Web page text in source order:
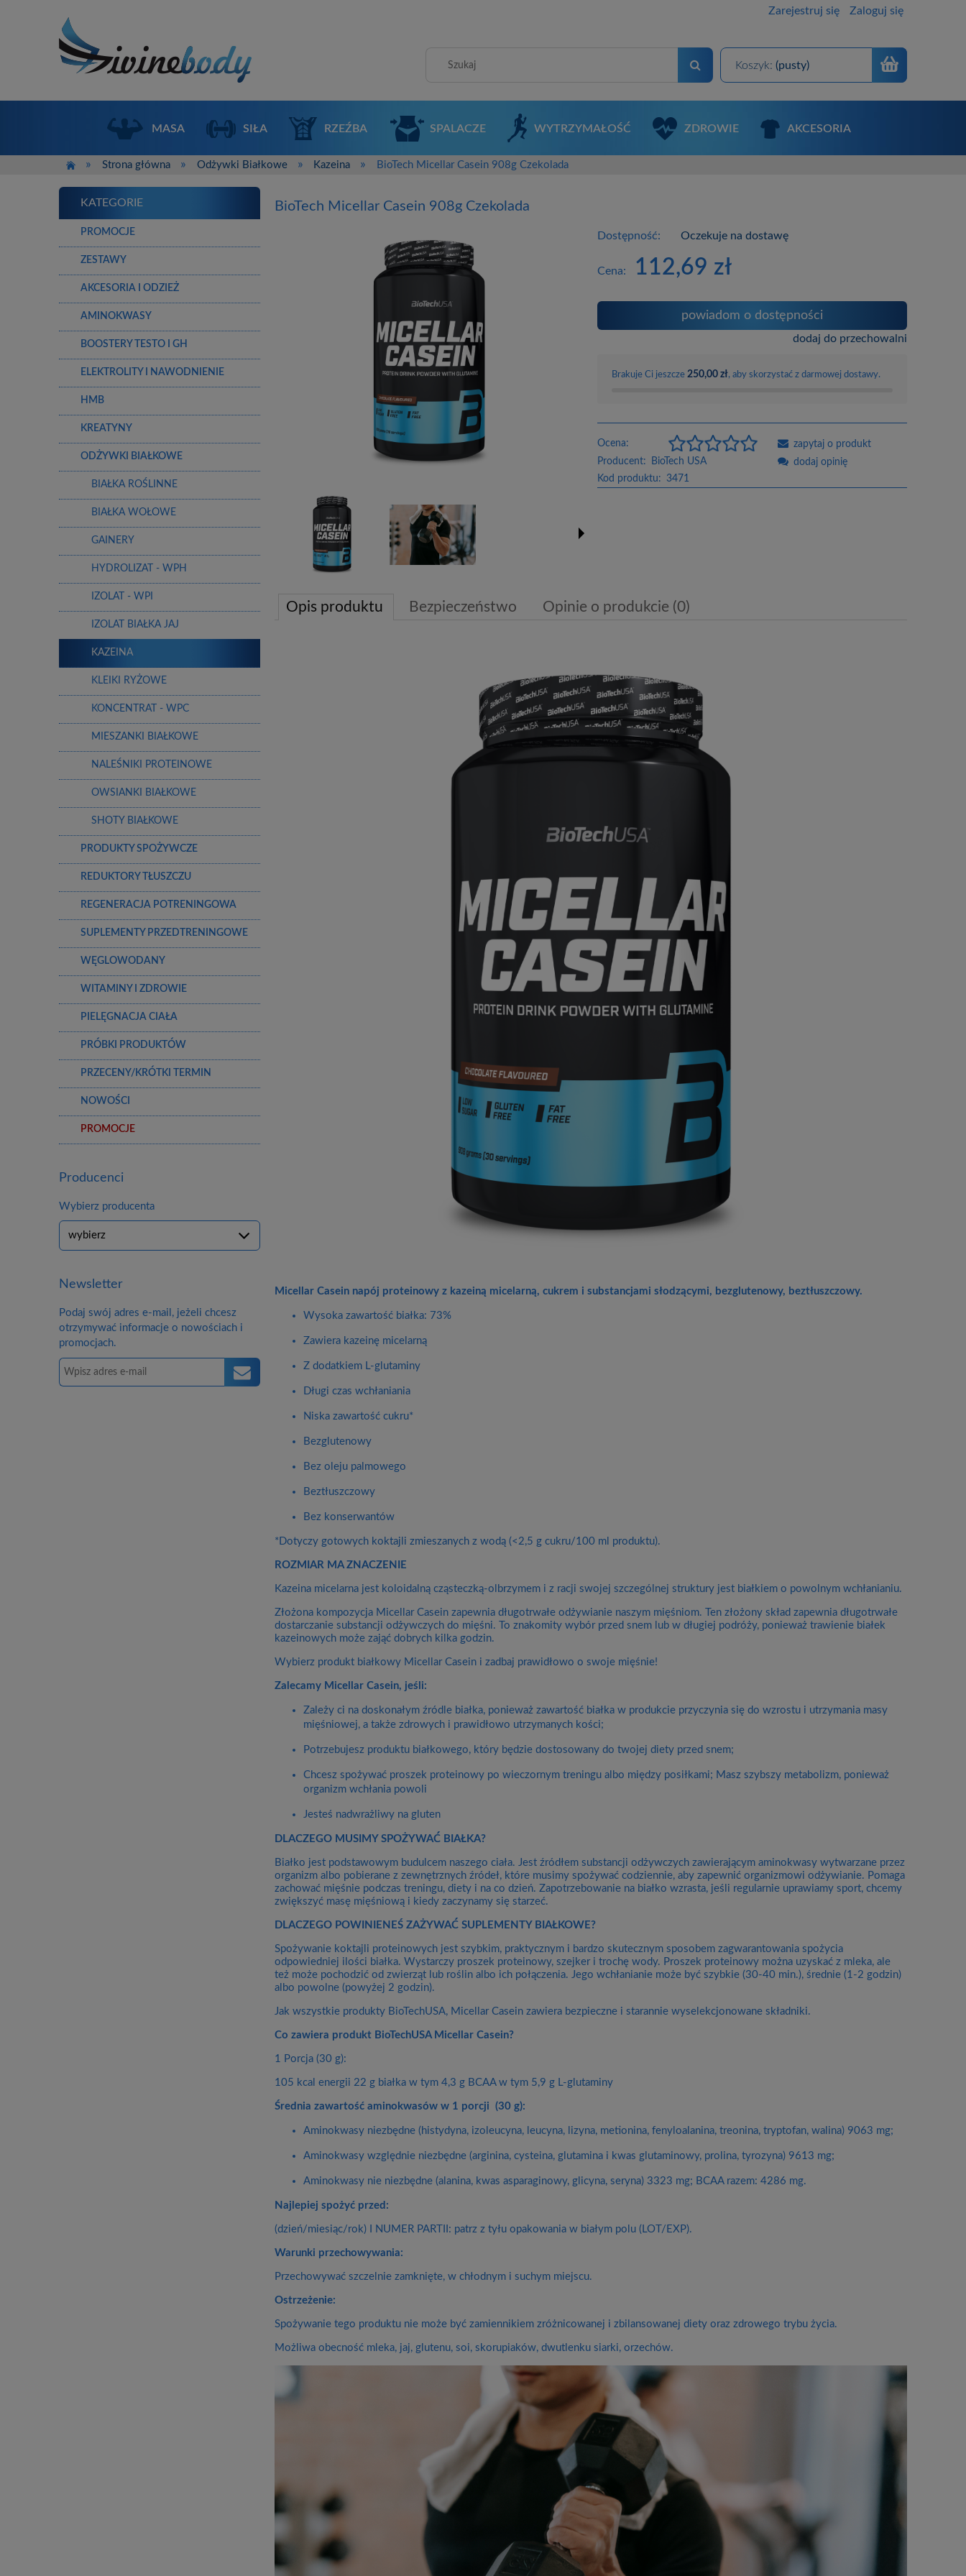
Zarejestruj się Zaloguj się
Koszyk: (pusty)
MASA SIŁA RZEŹBA SPALACZE WYTRZYMAŁOŚĆ ZDROWIE AKCESORIA
» Strona główna » Odżywki Białkowe » Kazeina » BioTech Micellar Casein 908g Czekolada
KATEGORIE
PROMOCJE
ZESTAWY
AKCESORIA I ODZIEŻ
AMINOKWASY
BOOSTERY TESTO I GH
ELEKTROLITY I NAWODNIENIE
HMB
KREATYNY
ODŻYWKI BIAŁKOWE
BIAŁKA ROŚLINNE
BIAŁKA WOŁOWE
GAINERY
HYDROLIZAT - WPH
IZOLAT - WPI
IZOLAT BIAŁKA JAJ
KAZEINA
KLEIKI RYŻOWE
KONCENTRAT - WPC
MIESZANKI BIAŁKOWE
NALEŚNIKI PROTEINOWE
OWSIANKI BIAŁKOWE
SHOTY BIAŁKOWE
PRODUKTY SPOŻYWCZE
REDUKTORY TŁUSZCZU
REGENERACJA POTRENINGOWA
SUPLEMENTY PRZEDTRENINGOWE
WĘGLOWODANY
WITAMINY I ZDROWIE
PIELĘGNACJA CIAŁA
PRÓBKI PRODUKTÓW
PRZECENY/KRÓTKI TERMIN
NOWOŚCI
PROMOCJE
Producenci
Wybierz producenta
Newsletter
Podaj swój adres e-mail, jeżeli chcesz
otrzymywać informacje o nowościach i
promocjach.
BioTech Micellar Casein 908g Czekolada
Dostępność: Oczekuje na dostawę
Cena: 112,69 zł
powiadom o dostępności
dodaj do przechowalni
Brakuje Ci jeszcze 250,00 zł, aby skorzystać z darmowej dostawy.
Ocena:
Producent:
BioTech USA
Kod produktu:
3471
zapytaj o produkt
dodaj opinię
Opis produktu Bezpieczeństwo Opinie o produkcie (0)
Micellar Casein napój proteinowy z kazeiną micelarną, cukrem i substancjami słodzącymi, bezglutenowy, beztłuszczowy.
Wysoka zawartość białka: 73%
Zawiera kazeinę micelarną
Z dodatkiem L-glutaminy
Długi czas wchłaniania
Niska zawartość cukru*
Bezglutenowy
Bez oleju palmowego
Beztłuszczowy
Bez konserwantów
*Dotyczy gotowych koktajli zmieszanych z wodą (<2,5 g cukru/100 ml produktu).
ROZMIAR MA ZNACZENIE
Kazeina micelarna jest koloidalną cząsteczką-olbrzymem i z racji swojej szczególnej struktury jest białkiem o powolnym wchłanianiu.
Złożona kompozycja Micellar Casein zapewnia długotrwałe odżywianie naszym mięśniom. Ten złożony skład zapewnia długotrwałe
dostarczanie substancji odżywczych do mięśni. To znakomity wybór przed snem lub w długiej podróży, ponieważ trawienie białek
kazeinowych może zająć dobrych kilka godzin.
Wybierz produkt białkowy Micellar Casein i zadbaj prawidłowo o swoje mięśnie!
Zalecamy Micellar Casein, jeśli:
Zależy ci na doskonałym źródle białka, ponieważ zawartość białka w produkcie przyczynia się do wzrostu i utrzymania masy
mięśniowej, a także zdrowych i prawidłowo utrzymanych kości;
Potrzebujesz produktu białkowego, który będzie dostosowany do twojej diety przed snem;
Chcesz spożywać proszek proteinowy po wieczornym treningu albo między posiłkami; Masz szybszy metabolizm, ponieważ
organizm wchłania powoli
Jesteś nadwrażliwy na gluten
DLACZEGO MUSIMY SPOŻYWAĆ BIAŁKA?
Białko jest podstawowym budulcem naszego ciała. Jest źródłem substancji odżywczych zawierającym aminokwasy wytwarzane przez
organizm albo pobierane z zewnętrznych źródeł, które musimy spożywać codziennie, aby zapewnić organizmowi odżywianie. Pomaga
zachować mięśnie podczas treningu, diety i na co dzień. Zapotrzebowanie na białko wzrasta, jeśli regularnie uprawiamy sport, chcemy
zwiększyć masę mięśniową i kiedy zaczynamy się starzeć.
DLACZEGO POWINIENEŚ ZAŻYWAĆ SUPLEMENTY BIAŁKOWE?
Spożywanie koktajli proteinowych jest szybkim, praktycznym i bardzo skutecznym sposobem zagwarantowania spożycia
odpowiedniej ilości białka. Wystarczy proszek proteinowy, szejker i trochę wody. Proszek proteinowy można uzyskać z mleka, ale
też może pochodzić od zwierząt lub roślin albo ich połączenia. Jego wchłanianie może być szybkie (30-40 min.), średnie (1-2 godzin)
albo powolne (powyżej 2 godzin).
Jak wszystkie produkty BioTechUSA, Micellar Casein zawiera bezpieczne i starannie wyselekcjonowane składniki.
Co zawiera produkt BioTechUSA Micellar Casein?
1 Porcja (30 g):
105 kcal energii 22 g białka w tym 4,3 g BCAA w tym 5,9 g L-glutaminy
Średnia zawartość aminokwasów w 1 porcji (30 g):
Aminokwasy niezbędne (histydyna, izoleucyna, leucyna, lizyna, metionina, fenyloalanina, treonina, tryptofan, walina) 9063 mg;
Aminokwasy względnie niezbędne (arginina, cysteina, glutamina i kwas glutaminowy, prolina, tyrozyna) 9613 mg;
Aminokwasy nie niezbędne (alanina, kwas asparaginowy, glicyna, seryna) 3323 mg; BCAA razem: 4286 mg.
Najlepiej spożyć przed:
(dzień/miesiąc/rok) I NUMER PARTII: patrz z tyłu opakowania w białym polu (LOT/EXP).
Warunki przechowywania:
Przechowywać szczelnie zamknięte, w chłodnym i suchym miejscu.
Ostrzeżenie:
Spożywanie tego produktu nie może być zamiennikiem zróżnicowanej i zbilansowanej diety oraz zdrowego trybu życia.
Możliwa obecność mleka, jaj, glutenu, soi, skorupiaków, dwutlenku siarki, orzechów.